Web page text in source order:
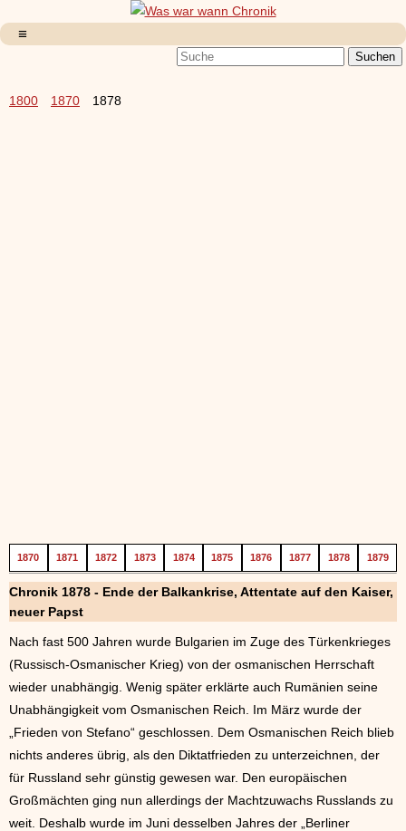
1800 1870 1878
1870 1871 1872 1873 1874 1875 1876 1877 1878 1879
Chronik 1878 - Ende der Balkankrise, Attentate auf den Kaiser,
neuer Papst
Nach fast 500 Jahren wurde Bulgarien im Zuge des Türkenkrieges
(Russisch-Osmanischer Krieg) von der osmanischen Herrschaft
wieder unabhängig. Wenig später erklärte auch Rumänien seine
Unabhängigkeit vom Osmanischen Reich. Im März wurde der
„Frieden von Stefano“ geschlossen. Dem Osmanischen Reich blieb
nichts anderes übrig, als den Diktatfrieden zu unterzeichnen, der
für Russland sehr günstig gewesen war. Den europäischen
Großmächten ging nun allerdings der Machtzuwachs Russlands zu
weit. Deshalb wurde im Juni desselben Jahres der „Berliner